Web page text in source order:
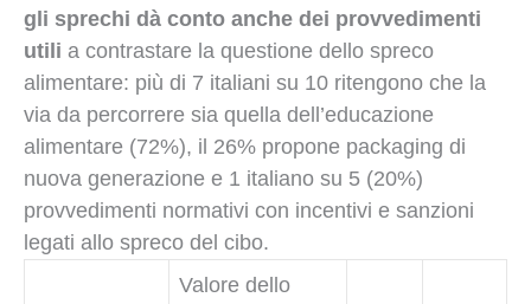
gli sprechi dà conto anche dei provvedimenti
utili a contrastare la questione dello spreco
alimentare: più di 7 italiani su 10 ritengono che la
via da percorrere sia quella dell’educazione
alimentare (72%), il 26% propone packaging di
nuova generazione e 1 italiano su 5 (20%)
provvedimenti normativi con incentivi e sanzioni
legati allo spreco del cibo.
Valore dello